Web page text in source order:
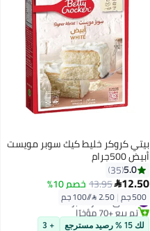
بيتي كروكر خليط كيك سوبر مويست
أبيض 500جرام
5.0
35
12.50
13.95خصم 10%
500 جم | #3 في خمائر الخبز
تم بيع +70 مؤخرًا
#3 في خمائر الخبزلك 15 % رصيد مسترجع + 3